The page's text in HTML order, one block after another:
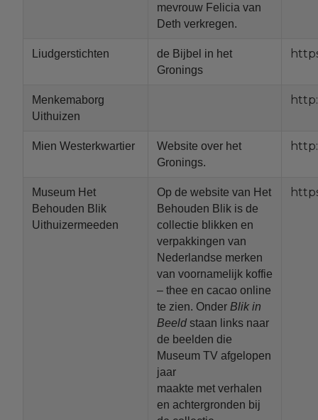
mevrouw Felicia van
Deth verkregen.
Liudgerstichten
de Bijbel in het
Gronings
Menkemaborg
Uithuizen
Mien Westerkwartier
Website over het
Gronings.
Museum Het
Behouden Blik
Uithuizermeeden
Op de website van Het
Behouden Blik is de
collectie blikken en
verpakkingen van
Nederlandse merken
van voornamelijk koffie
– thee en cacao online
te zien. Onder Blik in
Beeld staan links naar
de beelden die
Museum TV afgelopen
jaar
maakte met verhalen
en achtergronden bij